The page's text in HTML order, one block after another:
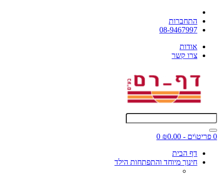
התחברות
08-9467997
אודות
צרו קשר
0 פריט\ים - ₪0.00
0
דף הבית
חינוך מיוחד והתפתחות הילד